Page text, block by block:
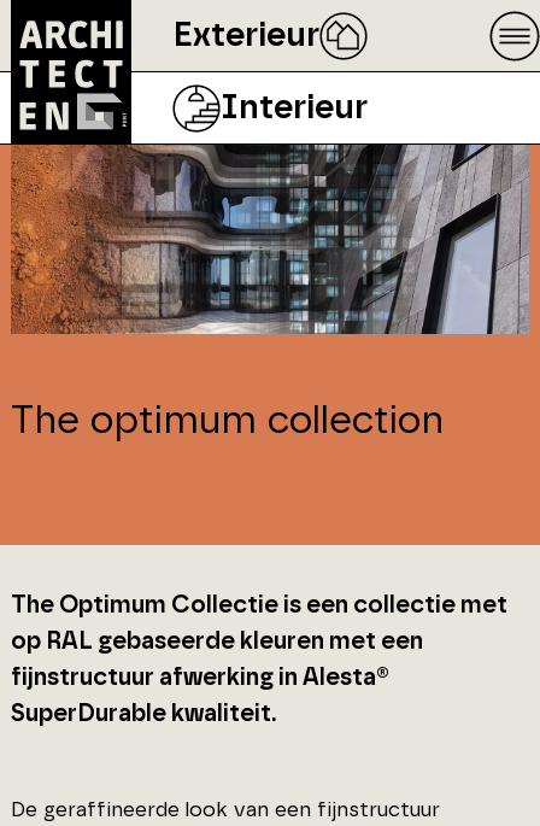
Exterieur
Interieur
The optimum collection
The Optimum Collectie is een collectie met
op RAL gebaseerde kleuren met een
fijnstructuur afwerking in Alesta®
SuperDurable kwaliteit.
De geraffineerde look van een fijnstructuur